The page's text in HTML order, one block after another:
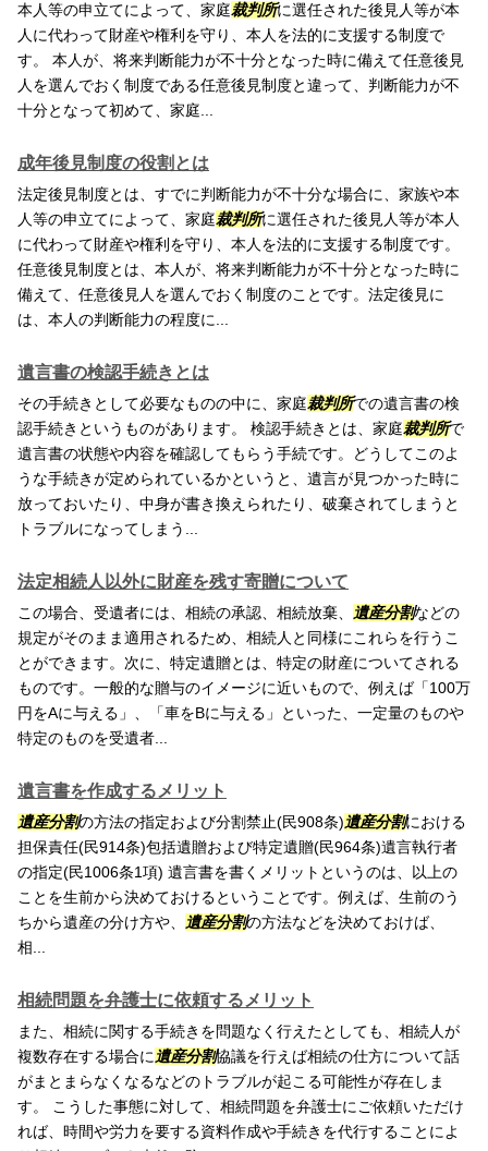
本人等の申立てによって、家庭裁判所に選任された後見人等が本
人に代わって財産や権利を守り、本人を法的に支援する制度で
す。 本人が、将来判断能力が不十分となった時に備えて任意後見
人を選んでおく制度である任意後見制度と違って、判断能力が不
十分となって初めて、家庭...
成年後見制度の役割とは
法定後見制度とは、すでに判断能力が不十分な場合に、家族や本
人等の申立てによって、家庭裁判所に選任された後見人等が本人
に代わって財産や権利を守り、本人を法的に支援する制度です。
任意後見制度とは、本人が、将来判断能力が不十分となった時に
備えて、任意後見人を選んでおく制度のことです。法定後見に
は、本人の判断能力の程度に...
遺言書の検認手続きとは
その手続きとして必要なものの中に、家庭裁判所での遺言書の検
認手続きというものがあります。 検認手続きとは、家庭裁判所で
遺言書の状態や内容を確認してもらう手続です。どうしてこのよ
うな手続きが定められているかというと、遺言が見つかった時に
放っておいたり、中身が書き換えられたり、破棄されてしまうと
トラブルになってしまう...
法定相続人以外に財産を残す寄贈について
この場合、受遺者には、相続の承認、相続放棄、 遺産分割などの
規定がそのまま適用されるため、相続人と同様にこれらを行うこ
とができます。次に、特定遺贈とは、特定の財産についてされる
ものです。一般的な贈与のイメージに近いもので、例えば「100万
円をAに与える」、「車をBに与える」といった、一定量のものや
特定のものを受遺者...
遺言書を作成するメリット
遺産分割の方法の指定および分割禁止(民908条)遺産分割における
担保責任(民914条)包括遺贈および特定遺贈(民964条)遺言執行者
の指定(民1006条1項) 遺言書を書くメリットというのは、以上の
ことを生前から決めておけるということです。例えば、生前のう
ちから遺産の分け方や、 遺産分割の方法などを決めておけば、
相...
相続問題を弁護士に依頼するメリット
また、相続に関する手続きを問題なく行えたとしても、相続人が
複数存在する場合に遺産分割協議を行えば相続の仕方について話
がまとまらなくなるなどのトラブルが起こる可能性が存在しま
す。 こうした事態に対して、相続問題を弁護士にご依頼いただけ
れば、時間や労力を要する資料作成や手続きを代行することによ